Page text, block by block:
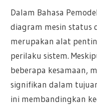
Dalam Bahasa
diagram mesin status
merupakan alat
perilaku sistem.
beberapa kesamaan,
signifikan dalam
ini membandingkan